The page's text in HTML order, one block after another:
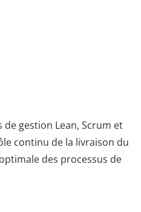
gestion Lean, Scrum et
continu de la livraison du
des processus de